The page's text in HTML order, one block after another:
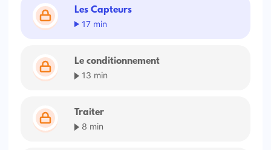
Les Capteurs
17 min
Le conditionnement
13 min
Traiter
8 min